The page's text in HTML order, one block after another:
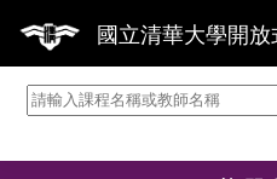
國立清華大學開放